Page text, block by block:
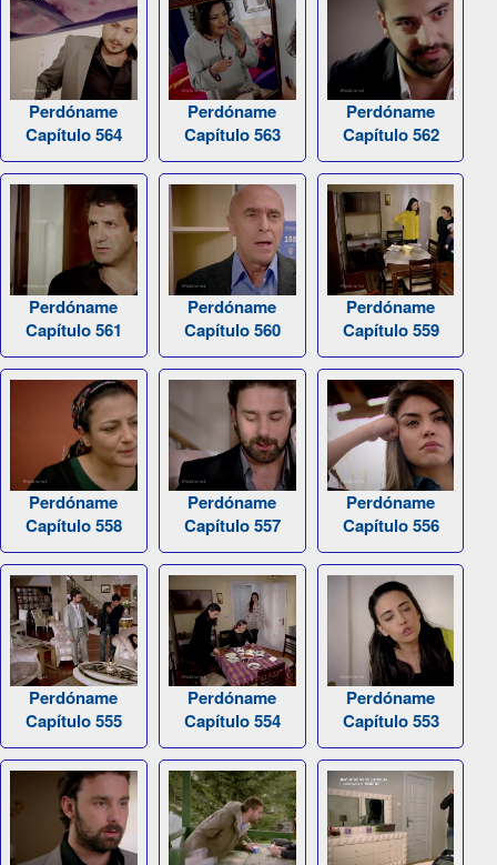
Perdóname
Capítulo 564
Perdóname
Capítulo 563
Perdóname
Capítulo 562
Perdóname
Capítulo 561
Perdóname
Capítulo 560
Perdóname
Capítulo 559
Perdóname
Capítulo 558
Perdóname
Capítulo 557
Perdóname
Capítulo 556
Perdóname
Capítulo 555
Perdóname
Capítulo 554
Perdóname
Capítulo 553